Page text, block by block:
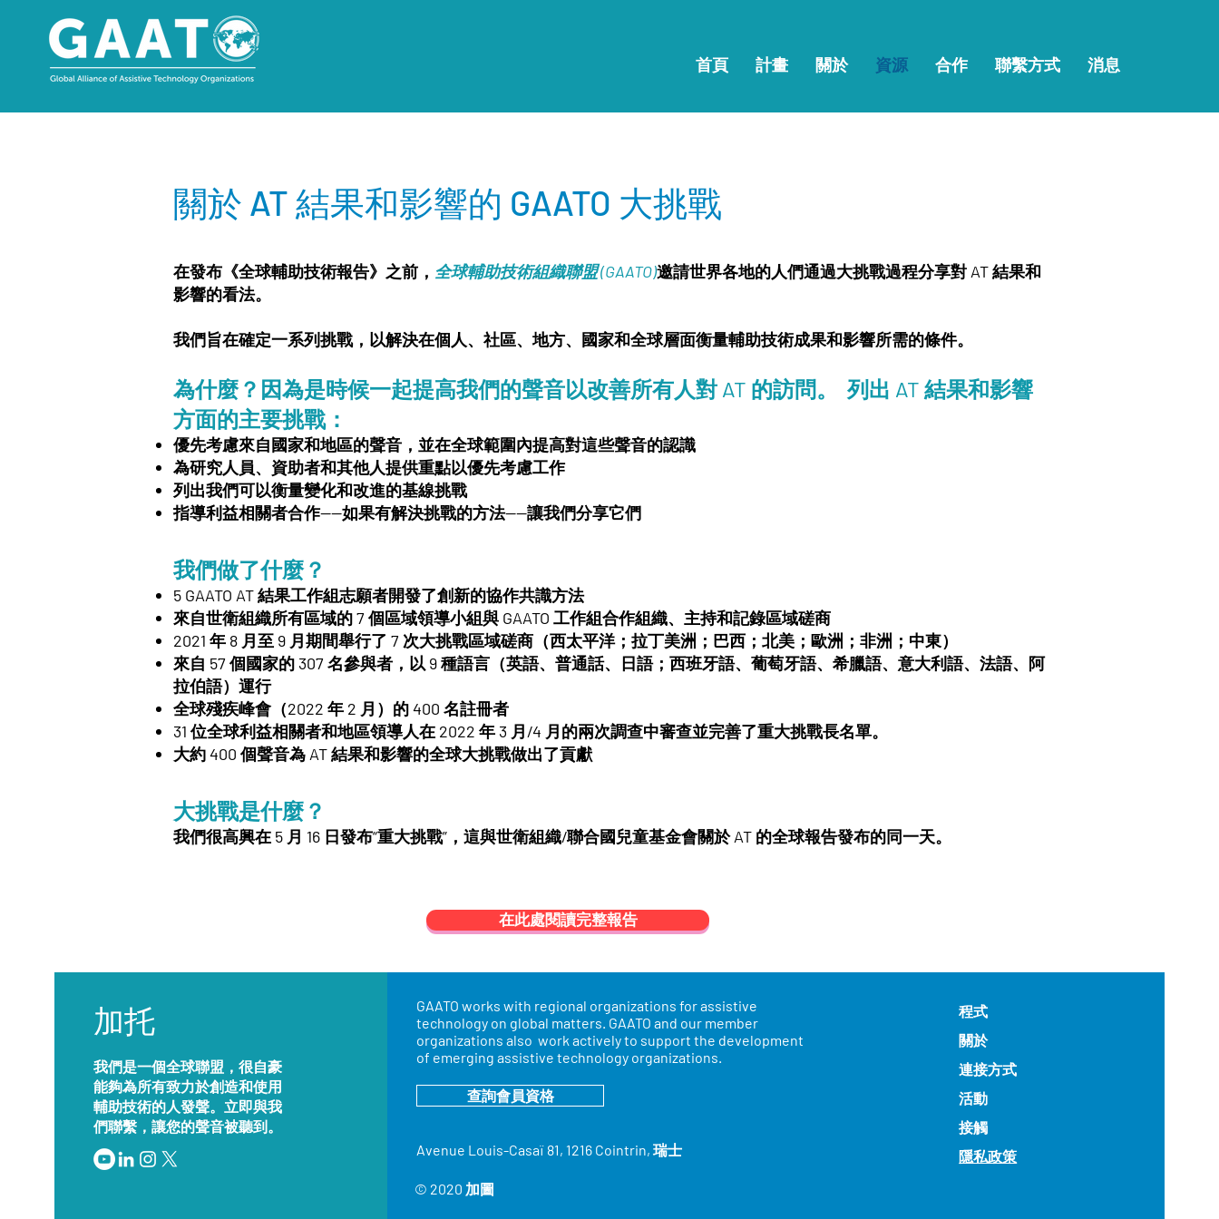
首頁 計畫 關於 資源 合作 聯繫方式 消息
關於 AT 結果和影響的 GAATO 大挑戰
在發布《全球輔助技術報告》之前， 全球輔助技術組織聯盟 (GAATO)邀請世界各地的人們通過大挑戰過程分享對 AT 結果和
影響的看法。
我們旨在確定一系列挑戰，以解決在個人、社區、地方、國家和全球層面衡量輔助技術成果和影響所需的條件。
為什麼？因為是時候一起提高我們的聲音以改善所有人對 AT 的訪問。 列出 AT 結果和影響
方面的主要挑戰：
優先考慮來自國家和地區的聲音，並在全球範圍內提高對這些聲音的認識
為研究人員、資助者和其他人提供重點以優先考慮工作
列出我們可以衡量變化和改進的基線挑戰
指導利益相關者合作——如果有解決挑戰的方法——讓我們分享它們
我們做了什麼？
5 GAATO AT 結果工作組志願者開發了創新的協作共識方法
來自世衛組織所有區域的 7 個區域領導小組與 GAATO 工作組合作組織、主持和記錄區域磋商
2021 年 8 月至 9 月期間舉行了 7 次大挑戰區域磋商（西太平洋；拉丁美洲；巴西；北美；歐洲；非洲；中東）
來自 57 個國家的 307 名參與者，以 9 種語言（英語、普通話、日語；西班牙語、葡萄牙語、希臘語、意大利語、法語、阿
拉伯語）運行
全球殘疾峰會（2022 年 2 月）的 400 名註冊者
31 位全球利益相關者和地區領導人在 2022 年 3 月/4 月的兩次調查中審查並完善了重大挑戰長名單。
大約 400 個聲音為 AT 結果和影響的全球大挑戰做出了貢獻
大挑戰是什麼？
我們很高興在 5 月 16 日發布“重大挑戰”，這與世衛組織/聯合國兒童基金會關於 AT 的全球報告發布的同一天。
在此處閱讀完整報告
加托
我們是一個全球聯盟，很自豪
能夠為所有致力於創造和使用
輔助技術的人發聲。立即與我
們聯繫，讓您的聲音被聽到。
GAATO works with regional organizations for assistive
technology on global matters. GAATO and our member
organizations also work actively to support the development
of emerging assistive technology organizations.
查詢會員資格
Avenue Louis-Casaï 81, 1216 Cointrin, 瑞士
© 2020 加圖
程式
關於
連接方式
活動
接觸
隱私政策